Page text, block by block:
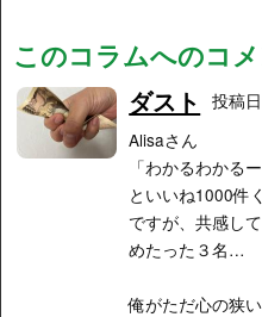
このコラムへのコ
ダスト
投稿
Alisaさん
「わかるわかる
といいね1000件
ですが、共感し
めたった３名…
俺がただ心の狭